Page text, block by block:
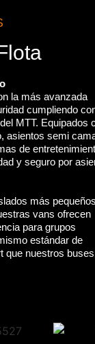
la más avanzada
cumpliendo
MTT. Equipados
asientos semi
de
y seguro por
más
vans ofrecen
para grupos
estándar de
que nuestros